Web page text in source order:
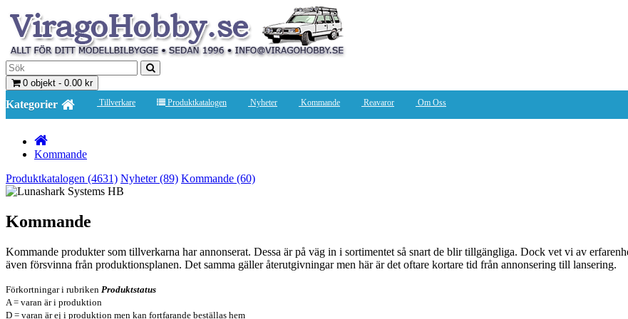
0 objekt - 0.00 kr
Kategorier Tillverkare Produktkatalogen Nyheter Kommande Reavaror Om Oss
Kommande
Produktkatalogen (4631) Nyheter (89) Kommande (60)
Kommande
Kommande produkter som tillverkarna har annonserat. Dessa är på väg in i sortimentet så snart de blir tillgängliga. Dock vet vi av
även försvinna från produktionsplanen. Det samma gäller återutgivningar men här är det oftare kortare tid från annonsering till lansering.
Förkortningar i rubriken Produktstatus
A = varan är i produktion
D = varan är ej i produktion men kan fortfarande beställas hem